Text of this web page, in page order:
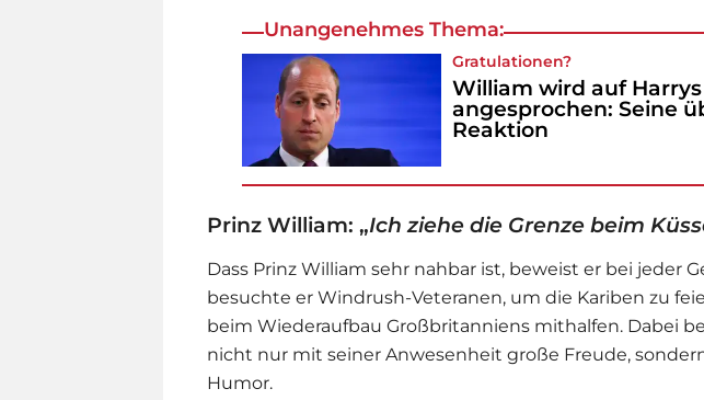
Unangenehmes Thema:
Gratulationen?
William wird auf
angesprochen: Seine
Reaktion
Prinz William: „Ich ziehe die Grenze beim
Dass Prinz William sehr nahbar ist, beweist er bei jeder
besuchte er Windrush-Veteranen, um die Kariben zu
beim Wiederaufbau Großbritanniens mithalfen. Dabei
nicht nur mit seiner Anwesenheit große Freude,
Humor.